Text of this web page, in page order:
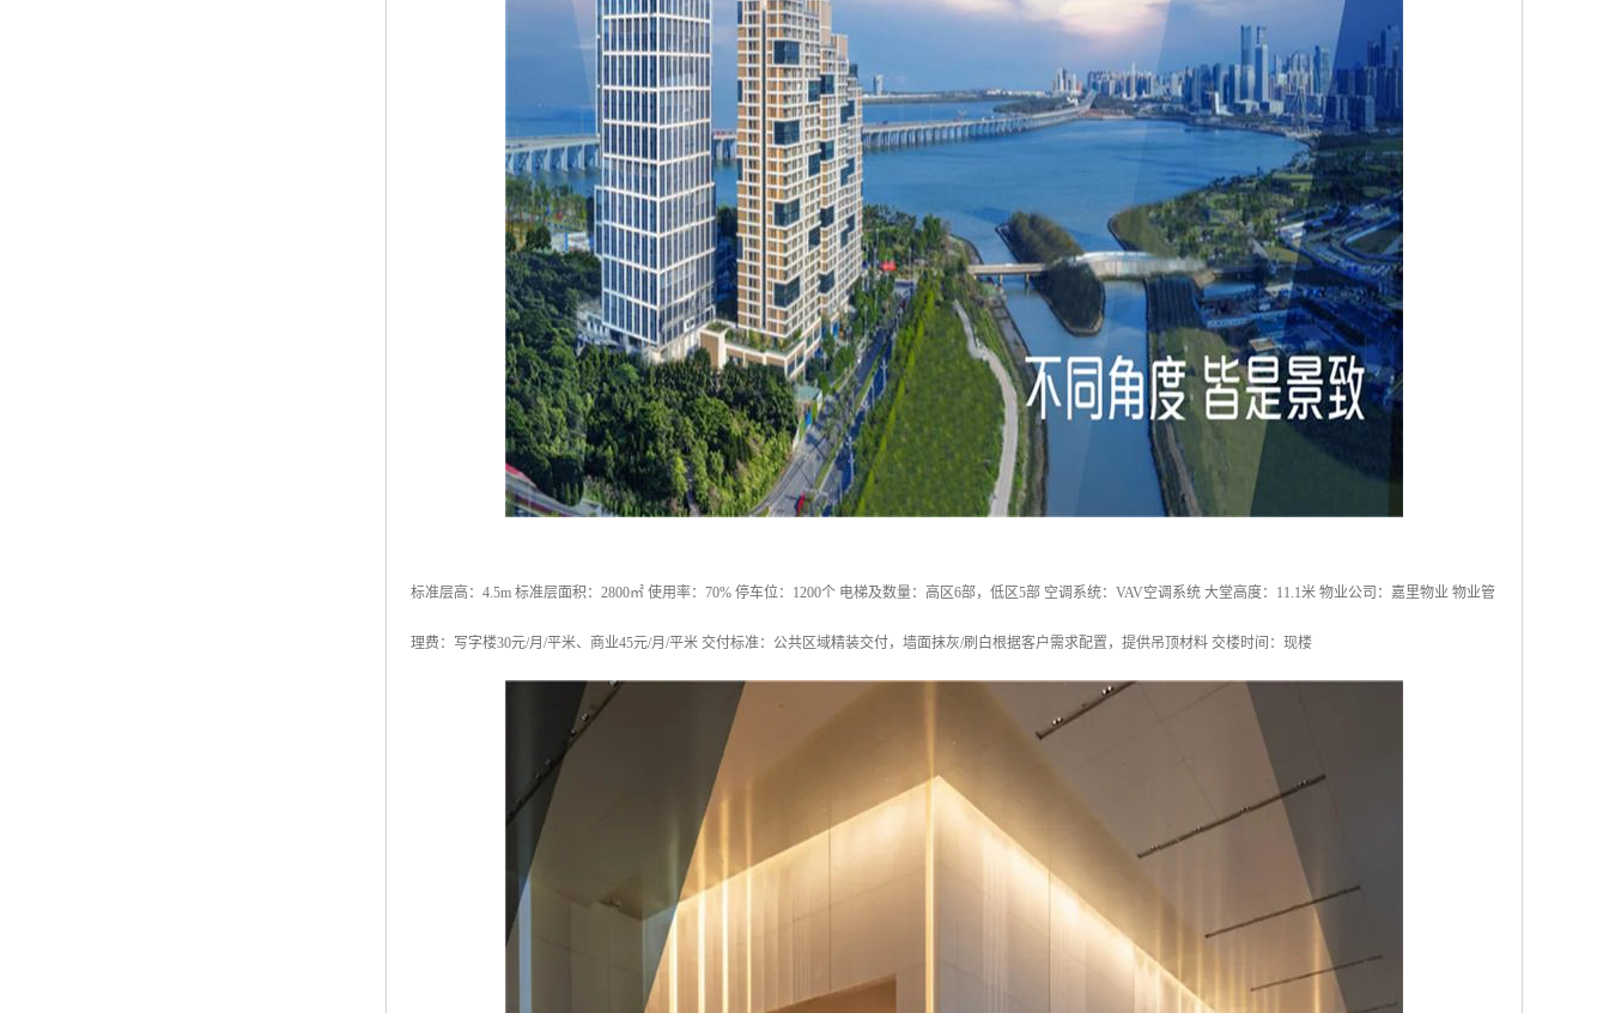
标准层高：4.5m 标准层面积：2800㎡ 使用率：70% 停车位：1200个 电梯及数量：高区6部，低区5部 空调系统：VAV空调系统 大堂高度：11.1米 物业公司：嘉里物业 物业管
理费：写字楼30元/月/平米、商业45元/月/平米 交付标准：公共区域精装交付，墙面抹灰/刷白根据客户需求配置，提供吊顶材料 交楼时间：现楼